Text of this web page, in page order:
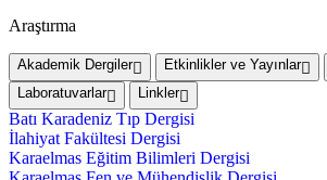
Araştırma
Akademik Dergiler Etkinlikler ve Yayınlar
Laboratuvarlar
Linkler
Batı Karadeniz Tıp Dergisi
İlahiyat Fakültesi Dergisi
Karaelmas Eğitim Bilimleri Dergisi